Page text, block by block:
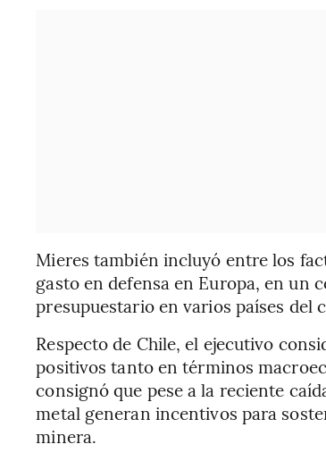
Mieres también incluyó entre los
gasto en defensa en Europa, en un
presupuestario en varios países del
Respecto de Chile, el ejecutivo
positivos tanto en términos
consignó que pese a la reciente
metal generan incentivos para
minera.